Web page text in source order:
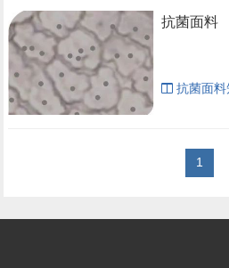
抗菌面料
抗菌面料
1